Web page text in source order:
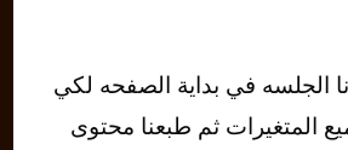
الجلسه في بداية الصفحه لكي
المتغيرات ثم طبعنا محتوى